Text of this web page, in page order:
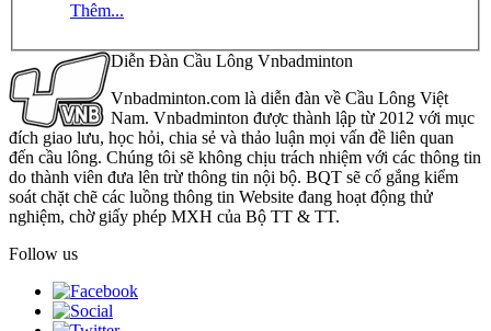
Thêm...
Diễn Đàn Cầu Lông Vnbadminton
Vnbadminton.com là diễn đàn về Cầu Lông Việt
Nam. Vnbadminton được thành lập từ 2012 với mục
đích giao lưu, học hỏi, chia sẻ và thảo luận mọi vấn đề liên quan
đến cầu lông. Chúng tôi sẽ không chịu trách nhiệm với các thông tin
do thành viên đưa lên trừ thông tin nội bộ. BQT sẽ cố gắng kiểm
soát chặt chẽ các luồng thông tin Website đang hoạt động thử
nghiệm, chờ giấy phép MXH của Bộ TT & TT.
Follow us